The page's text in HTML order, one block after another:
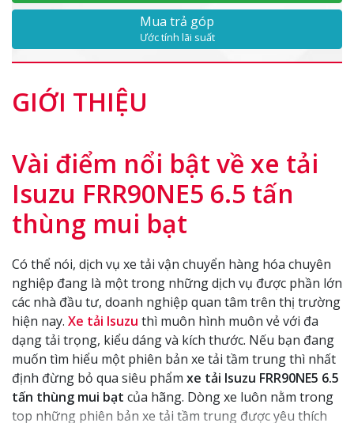
Mua trả góp
Ước tính lãi suất
GIỚI THIỆU
Vài điểm nổi bật về xe tải
Isuzu FRR90NE5 6.5 tấn
thùng mui bạt
Có thể nói, dịch vụ xe tải vận chuyển hàng hóa chuyên
nghiệp đang là một trong những dịch vụ được phần lớn
các nhà đầu tư, doanh nghiệp quan tâm trên thị trường
hiện nay. Xe tải Isuzu thì muôn hình muôn vẻ với đa
dạng tải trọng, kiểu dáng và kích thước. Nếu bạn đang
muốn tìm hiểu một phiên bản xe tải tầm trung thì nhất
định đừng bỏ qua siêu phẩm xe tải Isuzu FRR90NE5 6.5
tấn thùng mui bạt của hãng. Dòng xe luôn nằm trong
top những phiên bản xe tải tầm trung được yêu thích